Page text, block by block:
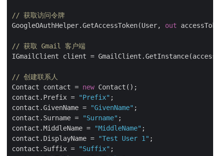
// 获取访问令牌
GoogleOAuthHelper.GetAccessToken(User, out
// 获取 Gmail 客户端
IGmailClient client =
// 创建联系人
Contact contact = new Contact();
contact.Prefix =
"Prefix" ;
contact.GivenName =
"GivenName" ;
contact.Surname =
"Surname" ;
contact.MiddleName =
"MiddleName" ;
contact.DisplayName =
"Test User 1" ;
contact.Suffix =
"Suffix" ;